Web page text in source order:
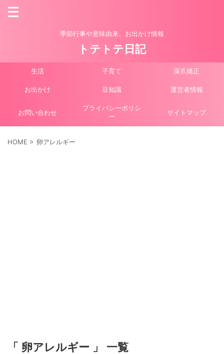
季節行事や意味由来、お出かけ情報
トテトテ日記
生活 子育て 深爪矯正
お出かけ 豆知識 運営者情報
お問い合わせ
プライバシーポリシ
ー
サイトマップ
HOME > 卵アレルギー
「 卵アレルギー 」 一覧